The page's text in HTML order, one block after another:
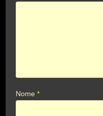
Nome*